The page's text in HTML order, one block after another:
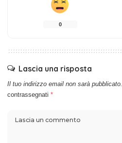
0
Lascia una risposta
Il tuo indirizzo email non sarà pubblicato.
contrassegnati *